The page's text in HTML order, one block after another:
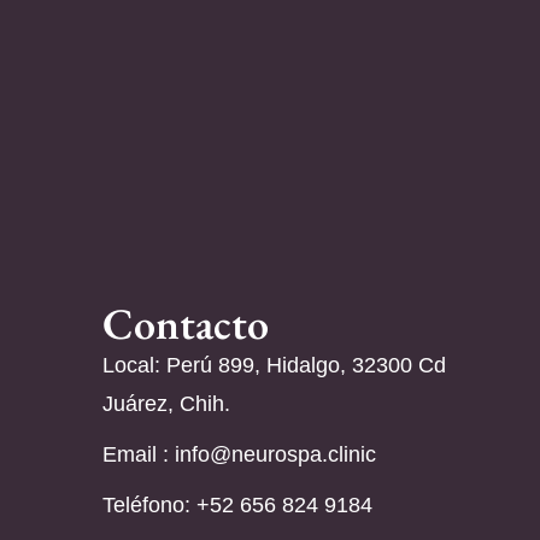
Contacto
Local: Perú 899, Hidalgo, 32300 Cd
Juárez, Chih.
Email : info@neurospa.clinic
Teléfono: ‪+52 656 824 9184‬